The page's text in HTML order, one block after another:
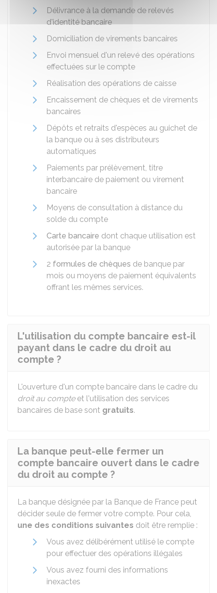
Délivrance à la demande de relevés
d'identité bancaire
Domiciliation de virements bancaires
Envoi mensuel d'un relevé des opérations
effectuées sur le compte
Réalisation des opérations de caisse
Encaissement de chèques et de virements
bancaires
Dépôts et retraits d'espèces au guichet de
la banque ou à ses distributeurs
automatiques
Paiements par prélèvement, titre
interbancaire de paiement ou virement
bancaire
Moyens de consultation à distance du
solde du compte
Carte bancaire dont chaque utilisation est
autorisée par la banque
2 formules de chèques de banque par
mois ou moyens de paiement équivalents
offrant les mêmes services.
L'utilisation du compte bancaire est-il
payant dans le cadre du droit au
compte ?
L'ouverture d'un compte bancaire dans le cadre du
droit au compteet l'utilisation des services
bancaires de base sont gratuits.
La banque peut-elle fermer un
compte bancaire ouvert dans le cadre
du droit au compte ?
La banque désignée par la Banque de France peut
décider seule de fermer votre compte. Pour cela,
une des conditions suivantes doit être remplie :
Vous avez délibérément utilisé le compte
pour effectuer des opérations illégales
Vous avez fourni des informations
inexactes